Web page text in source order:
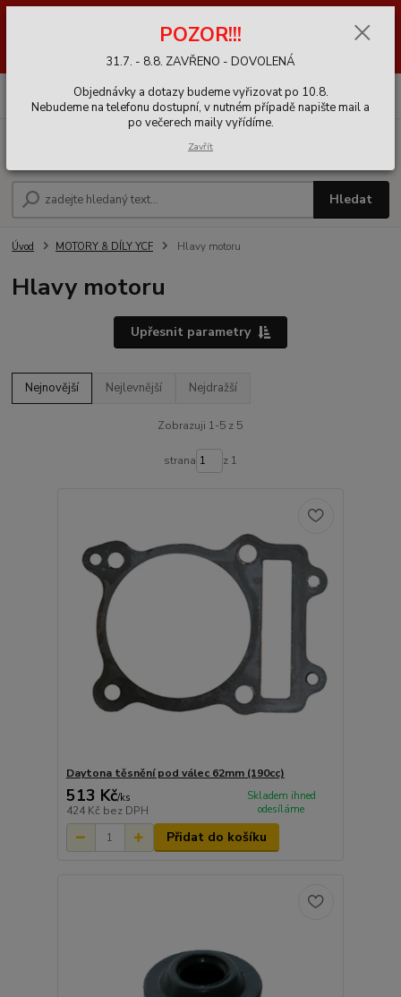
PO 10.8. ||| UPOZORNĚNÍ: Probíhá údržba a import produktů v e-shopu,
především dílů. Může být chybně dočasně uvedená dostupnost než vše
se dokončí a zkontroluje.
CZK
Hledat
+420 721 020 767
9-16h
za0,00 Kč
Úvod MOTORY & DÍLY YCF Hlavy motoru
Hlavy motoru
Upřesnit parametry
Nejnovější Nejlevnější Nejdražší
Zobrazuji 1-5 z 5
strana z 1
Daytona těsnění pod válec 62mm (190cc)
513 Kč/ks
424 Kč bez DPH
Skladem ihned
odesíláme
Přidat do košíku
POZOR!!!
31.7. - 8.8. ZAVŘENO - DOVOLENÁ
Objednávky a dotazy budeme vyřizovat po 10.8.
Nebudeme na telefonu dostupní, v nutném případě napište mail a
po večerech maily vyřídíme.
Zavřít